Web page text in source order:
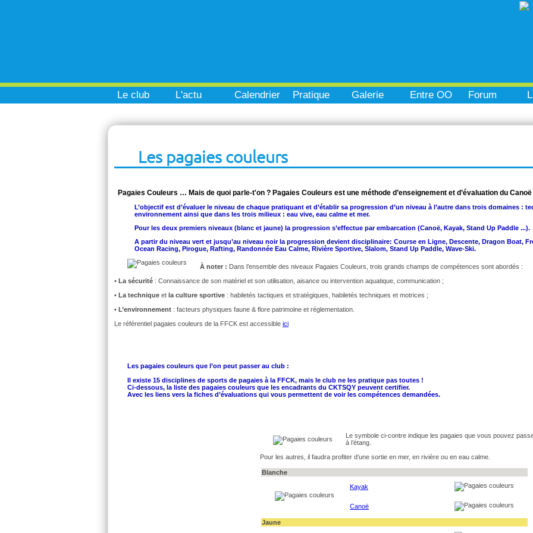
Le club L'actu Calendrier Pratique Galerie Entre OO Forum
Les pagaies couleurs
Pagaies Couleurs … Mais de quoi parle-t'on ? Pagaies Couleurs est une méthode d’enseignement et d’évaluation du
L’objectif est d’évaluer le niveau de chaque pratiquant et d’établir sa progression d’un niveau à l’autre dans trois domaines :
environnement ainsi que dans les trois milieux : eau vive, eau calme et mer.
Pour les deux premiers niveaux (blanc et jaune) la progression s’effectue par embarcation (Canoë, Kayak, Stand Up Paddle ...).
A partir du niveau vert et jusqu’au niveau noir la progression devient disciplinaire: Course en Ligne, Descente, Dragon Boat,
Ocean Racing, Pirogue, Rafting, Randonnée Eau Calme, Rivière Sportive, Slalom, Stand Up Paddle, Wave-Ski.
À noter : Dans l’ensemble des niveaux Pagaies Couleurs, trois grands champs de compétences sont abordés :
• La sécurité : Connaissance de son matériel et son utilisation, aisance ou intervention aquatique, communication ;
• La technique et la culture sportive : habiletés tactiques et stratégiques, habiletés techniques et motrices ;
• L’environnement : facteurs physiques faune & flore patrimoine et réglementation.
Le référentiel pagaies couleurs de la FFCK est accessible ici
Les pagaies couleurs que l’on peut passer au club :
Il existe 15 disciplines de sports de pagaies à la FFCK, mais le club ne les pratique pas toutes !
Ci-dessous, la liste des pagaies couleurs que les encadrants du CKTSQY peuvent certifier.
Avec les liens vers la fiches d’évaluations qui vous permettent de voir les compétences demandées.
Le symbole ci-contre indique les pagaies que vous pouvez
à l’étang.
Pour les autres, il faudra profiter d’une sortie en mer, en rivière ou en eau calme.
Blanche
Kayak
Canoë
Jaune